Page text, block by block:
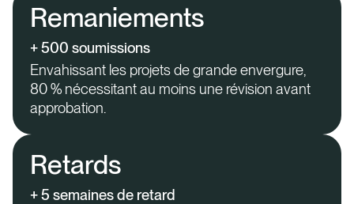
Remaniements
+ 500 soumissions
Envahissant les projets de grande envergure,
80 % nécessitant au moins une révision avant
approbation.
Retards
+ 5 semaines de retard